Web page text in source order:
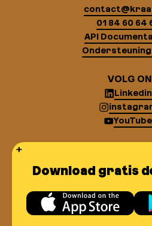
01 84 60 64
API
VOLG
Linkedin
YouTube
Download gratis